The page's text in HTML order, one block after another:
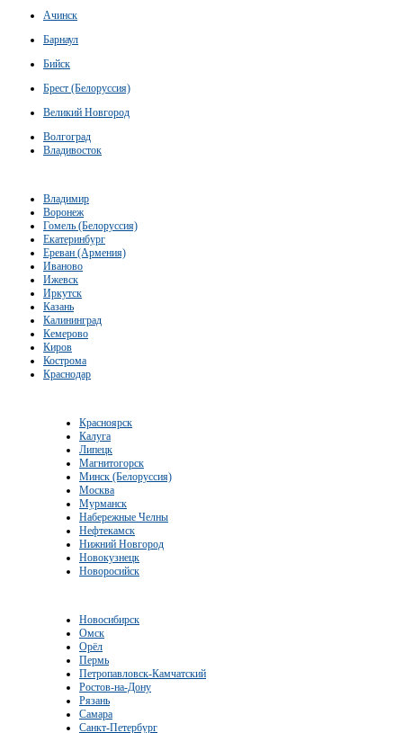
Ачинск
Барнаул
Бийск
Брест (Белоруссия)
Великий Новгород
Волгоград
Владивосток
Владимир
Воронеж
Гомель (Белоруссия)
Екатеринбург
Ереван (Армения)
Иваново
Ижевск
Иркутск
Казань
Калининград
Кемерово
Киров
Кострома
Краснодар
Красноярск
Калуга
Липецк
Магнитогорск
Минск (Белоруссия)
Москва
Мурманск
Набережные Челны
Нефтекамск
Нижний Новгород
Новокузнецк
Новоросийск
Новосибирск
Омск
Орёл
Пермь
Петропавловск-Камчатский
Ростов-на-Дону
Рязань
Самара
Санкт-Петербург